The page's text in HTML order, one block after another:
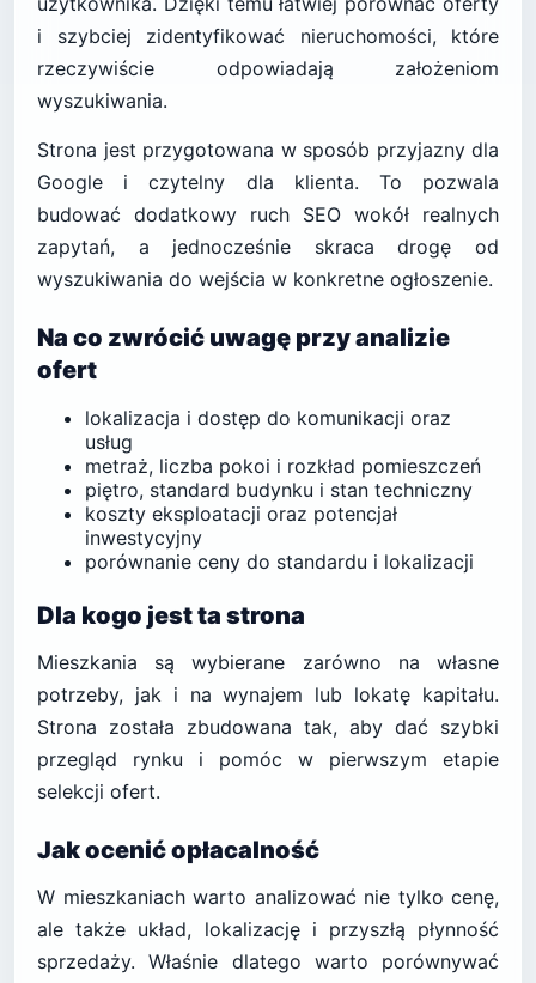
i szybciej zidentyfikować nieruchomości, które
rzeczywiście odpowiadają założeniom
wyszukiwania.
Strona jest przygotowana w sposób przyjazny dla
Google i czytelny dla klienta. To pozwala
budować dodatkowy ruch SEO wokół realnych
zapytań, a jednocześnie skraca drogę od
wyszukiwania do wejścia w konkretne ogłoszenie.
Na co zwrócić uwagę przy analizie
ofert
lokalizacja i dostęp do komunikacji oraz
usług
metraż, liczba pokoi i rozkład pomieszczeń
piętro, standard budynku i stan techniczny
koszty eksploatacji oraz potencjał
inwestycyjny
porównanie ceny do standardu i lokalizacji
Dla kogo jest ta strona
Mieszkania są wybierane zarówno na własne
potrzeby, jak i na wynajem lub lokatę kapitału.
Strona została zbudowana tak, aby dać szybki
przegląd rynku i pomóc w pierwszym etapie
selekcji ofert.
Jak ocenić opłacalność
W mieszkaniach warto analizować nie tylko cenę,
ale także układ, lokalizację i przyszłą płynność
sprzedaży. Właśnie dlatego warto porównywać